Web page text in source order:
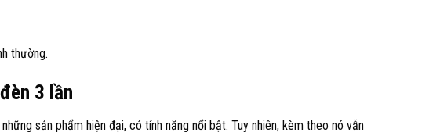
thường.
3 lần
sản phẩm hiện đại, có tính năng nổi bật. Tuy nhiên, kèm theo nó vẫn